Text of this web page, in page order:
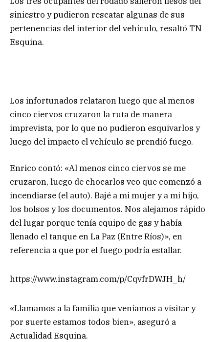
siniestro y pudieron rescatar algunas de sus
pertenencias del interior del vehículo, resaltó TN
Esquina.
Los infortunados relataron luego que al menos
cinco ciervos cruzaron la ruta de manera
imprevista, por lo que no pudieron esquivarlos y
luego del impacto el vehículo se prendió fuego.
Enrico contó: «Al menos cinco ciervos se me
cruzaron, luego de chocarlos veo que comenzó a
incendiarse (el auto). Bajé a mi mujer y a mi hijo,
los bolsos y los documentos. Nos alejamos rápido
del lugar porque tenía equipo de gas y había
llenado el tanque en La Paz (Entre Ríos)», en
referencia a que por el fuego podría estallar.
https://www.instagram.com/p/CqvfrDWJH_h/
«Llamamos a la familia que veníamos a visitar y
por suerte estamos todos bien», aseguró a
Actualidad Esquina.